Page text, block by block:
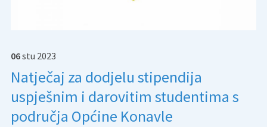
06stu 2023
Natječaj za dodjelu stipendija
uspješnim i darovitim studentima s
područja Općine Konavle